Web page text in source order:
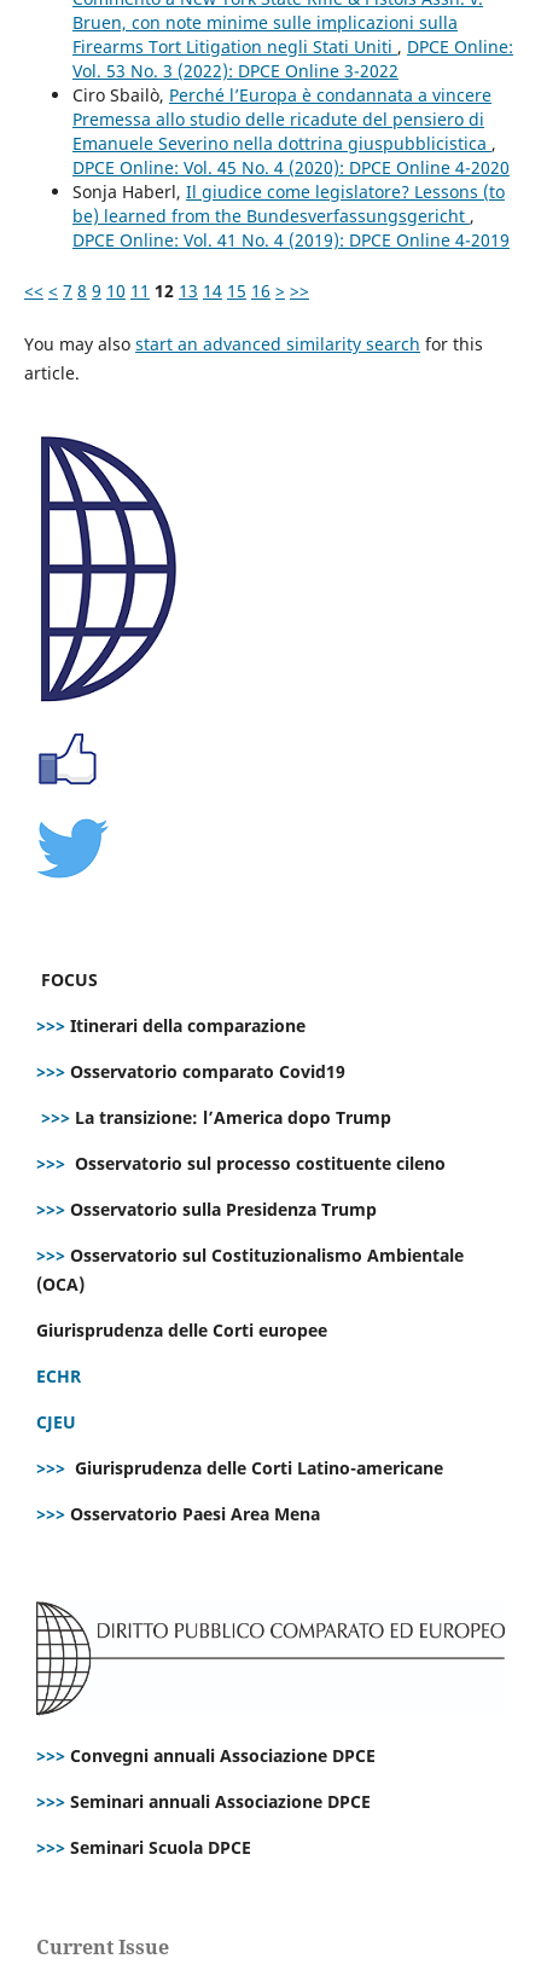
Bruen, con note minime sulle implicazioni sulla
Firearms Tort Litigation negli Stati Uniti , DPCE Online:
Vol. 53 No. 3 (2022): DPCE Online 3-2022
Ciro Sbailò, Perché l’Europa è condannata a vincere
Premessa allo studio delle ricadute del pensiero di
Emanuele Severino nella dottrina giuspubblicistica ,
DPCE Online: Vol. 45 No. 4 (2020): DPCE Online 4-2020
Sonja Haberl, Il giudice come legislatore? Lessons (to
be) learned from the Bundesverfassungsgericht ,
DPCE Online: Vol. 41 No. 4 (2019): DPCE Online 4-2019
<< < 7 8 9 10 11 12 13 14 15 16 > >>
You may also start an advanced similarity search for this
article.
FOCUS
>>> Itinerari della comparazione
>>> Osservatorio comparato Covid19
>>> La transizione: l’America dopo Trump
>>> Osservatorio sul processo costituente cileno
>>> Osservatorio sulla Presidenza Trump
>>> Osservatorio sul Costituzionalismo Ambientale
(OCA)
Giurisprudenza delle Corti europee
ECHR
CJEU
>>> Giurisprudenza delle Corti Latino-americane
>>> Osservatorio Paesi Area Mena
>>> Convegni annuali Associazione DPCE
>>> Seminari annuali Associazione DPCE
>>> Seminari Scuola DPCE
Current Issue